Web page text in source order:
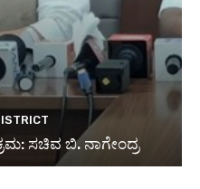
ಸಚಿವ ಬಿ. ನಾಗೇಂದ್ರ